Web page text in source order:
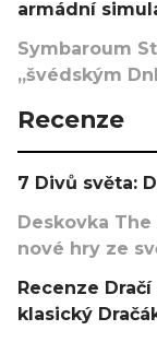
armádní
Symbaroum
„švédským
Recenze
7 Divů světa:
Deskovka
nové hry ze
Recenze
klasický